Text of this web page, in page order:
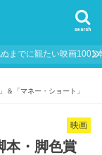
search
までに観たい映画1001
＆「マネー・ショート」
映画
本・脚色賞